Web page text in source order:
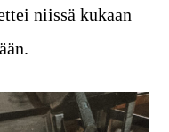
niissä kukaan